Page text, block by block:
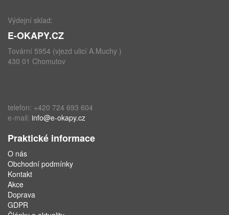
Výdejní sklad:
E-OKAPY.CZ
Tovární 5954 (vjezd ulicí A.Muchy )
430 01 Chomutov
telefon: +420 724 693 604
e-mail: info@e-okapy.cz
Praktické informace
O nás
Obchodní podmínky
Kontakt
Akce
Doprava
GDPR